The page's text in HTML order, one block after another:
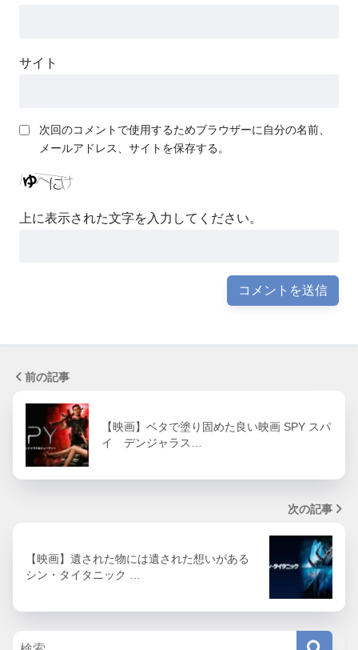
サイト
次回のコメントで使用するためブラウザーに自分の名前、
メールアドレス、サイトを保存する。
上に表示された文字を入力してください。
前の記事
【映画】ベタで塗り固めた良い映画 SPY スパ
イ デンジャラス…
次の記事
【映画】遺された物には遺された想いがある
シン・タイタニック …